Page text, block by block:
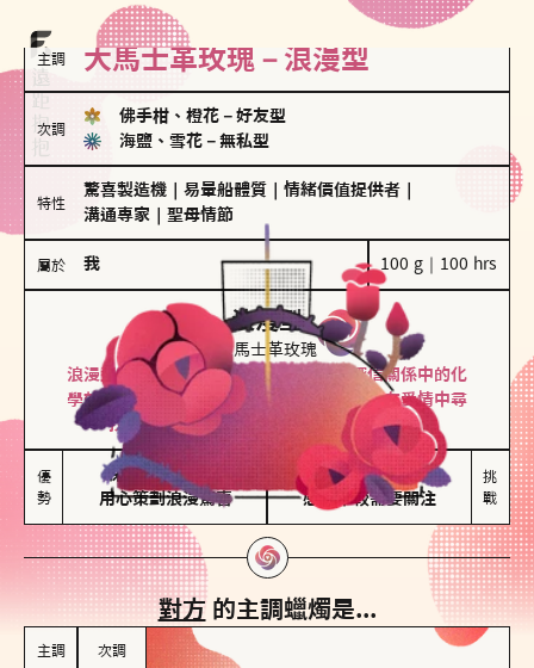
主調 大馬士革玫瑰－浪漫型
次調
佛手柑、橙花 － 好友型
海鹽、雪花 － 無私型
特性
驚喜製造機 易暈船體質 情緒價值提供者
溝通專家
聖母情節
屬於 我 100 g｜100 hrs
浪漫型
大馬士革玫瑰
浪漫型的人以激情與性吸引力為基礎，深信關係中的化
學效應，認為每次相遇都是命中註定。傾向在愛情中尋
找火花，經常表達對另一半的愛意和讚美。
優
勢
保持戀愛新鮮感
用心策劃浪漫驚喜
情緒起伏較大
感情中較需要關注
挑
戰
對方的主調蠟燭是...
主調 次調